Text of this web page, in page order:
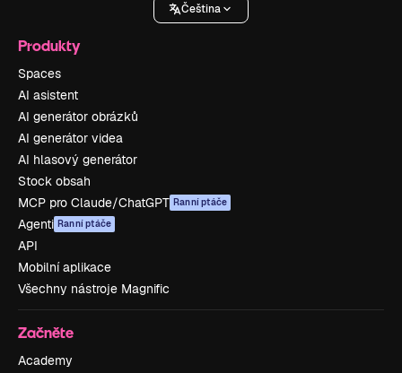
Čeština
Produkty
Spaces
AI asistent
AI generátor obrázků
AI generátor videa
AI hlasový generátor
Stock obsah
MCP pro Claude/ChatGPT Ranní ptáče
Agenti Ranní ptáče
API
Mobilní aplikace
Všechny nástroje Magnific
Začněte
Academy